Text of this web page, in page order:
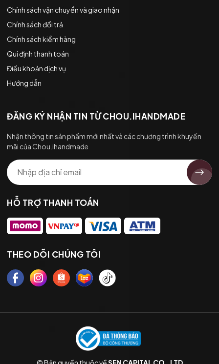
Chính sách vận chuyển và giao nhận
Chính sách đổi trả
Chính sách kiểm hàng
Qui định thanh toán
Điều khoản dịch vụ
Hướng dẫn
ĐĂNG KÝ NHẬN TIN TỪ CHOU.IHANDMADE
Nhận thông tin sản phẩm mới nhất và các chương trình khuyến
mãi của Chou.ihandmade
HỖ TRỢ THANH TOÁN
THEO DÕI CHÚNG TÔI